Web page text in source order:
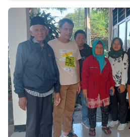
Partner
Insight
NTB
Suara
Time
Lens
IDN
Daily
Jogja
Jalan
Rakyat
Idealita
News
Kita
Notice
Dinamikapost.com
Radar
Baru
Seedbacklink
Follow
Kabarbaru